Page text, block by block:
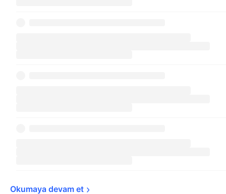
Okumaya devam et